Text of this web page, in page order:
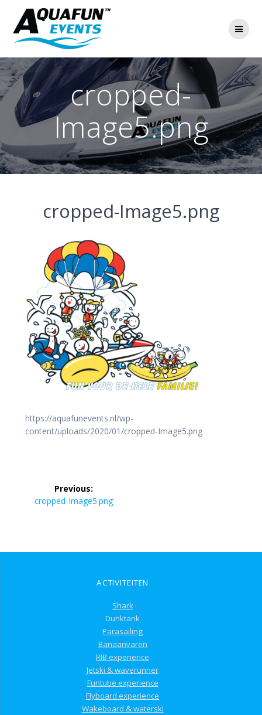
cropped-
Image5.png
cropped-Image5.png
https://aquafunevents.nl/wp-
content/uploads/2020/01/cropped-Image5.png
Bericht
navigatie
Previous:
Previous
cropped-Image5.png
ACTIVITEITEN
Shark
Dunktank
Parasailing
Banaanvaren
RIB experience
Jetski & waverunner
Funtube experience
Flyboard experience
Wakeboard & waterski